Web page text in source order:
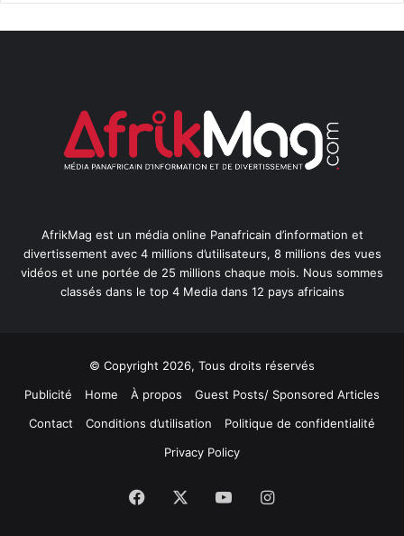
AfrikMag est un média online Panafricain d’information et
divertissement avec 4 millions d’utilisateurs, 8 millions des vues
vidéos et une portée de 25 millions chaque mois. Nous sommes
classés dans le top 4 Media dans 12 pays africains
© Copyright 2026, Tous droits réservés
Publicité
Home À propos
Guest Posts/ Sponsored Articles
Contact
Conditions d’utilisation
Politique de confidentialité
Privacy Policy
Facebook YouTubeInstagram